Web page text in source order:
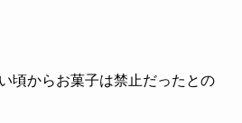
頃からお菓子は禁止だったとの